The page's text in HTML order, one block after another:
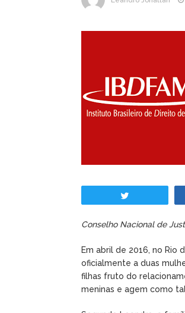
Conselho Nacional de
Em abril de 2016, no Rio
oficialmente a duas
filhas fruto do
meninas e agem como